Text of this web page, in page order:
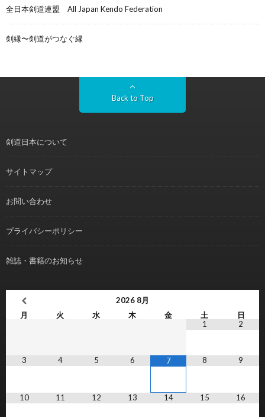
全日本剣道連盟 All Japan Kendo Federation
剣縁〜剣道がつなぐ縁
Back to Top
剣道日本について
サイトマップ
お問い合わせ
プライバシーポリシー
雑誌・書籍のお知らせ
2026 8月
月
火 水 木 金 土
日
1
2
3 4 5 6 7 8 9
10 11 12 13 14 15 16